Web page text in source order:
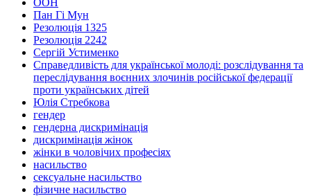
Пан Гі Мун
Резолюція 1325
Резолюція 2242
Сергій Устименко
Справедливість для української молоді: розслідування та
переслідування воєнних злочинів російської федерації
проти українських дітей
Юлія Стребкова
гендер
гендерна дискримінація
дискримінація жінок
жінки в чоловічих професіях
насильство
сексуальне насильство
фізичне насильство